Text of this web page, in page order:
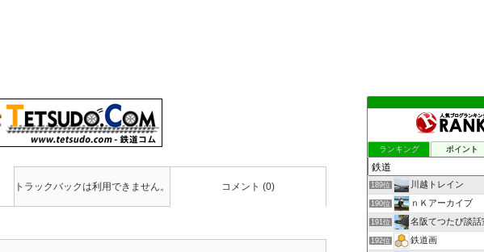
コメント (0)
トラックバックは利用できません。
ランキング ポイント
189位 川越トレイン
190位 ｎＫアーカイブ
191位 名阪てつたび談話
192位 鉄道画